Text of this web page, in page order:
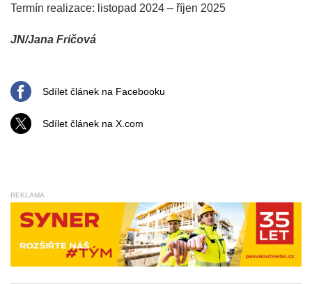
Termín realizace: listopad 2024 – říjen 2025
JN/Jana Fričová
Sdílet článek na Facebooku
Sdílet článek na X.com
REKLAMA